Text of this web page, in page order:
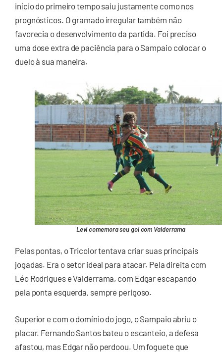
início do primeiro tempo saiu justamente como nos
prognósticos. O gramado irregular também não
favorecia o desenvolvimento da partida. Foi preciso
uma dose extra de paciência para o Sampaio colocar o
duelo à sua maneira.
Levi comemora seu gol com Valderrama
Pelas pontas, o Tricolor tentava criar suas principais
jogadas. Era o setor ideal para atacar. Pela direita com
Léo Rodrigues e Valderrama, com Edgar escapando
pela ponta esquerda, sempre perigoso.
Superior e com o domínio do jogo, o Sampaio abriu o
placar. Fernando Santos bateu o escanteio, a defesa
afastou, mas Edgar não perdoou. Um foguete que